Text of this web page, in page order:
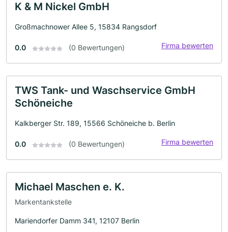
K & M Nickel GmbH
Großmachnower Allee 5, 15834 Rangsdorf
0.0 (0 Bewertungen) Firma bewerten
TWS Tank- und Waschservice GmbH
Schöneiche
Kalkberger Str. 189, 15566 Schöneiche b. Berlin
0.0 (0 Bewertungen) Firma bewerten
Michael Maschen e. K.
Markentankstelle
Mariendorfer Damm 341, 12107 Berlin